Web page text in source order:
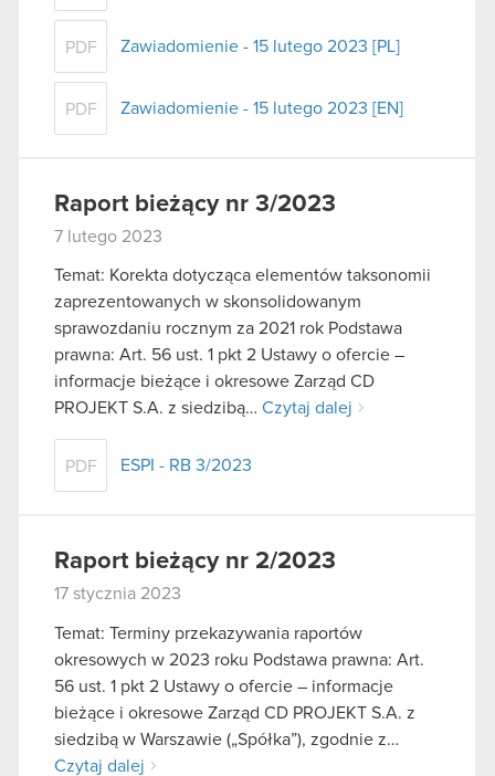
PDF Zawiadomienie - 15 lutego 2023 [PL]
PDF Zawiadomienie - 15 lutego 2023 [EN]
Raport bieżący nr 3/2023
7 lutego 2023
Temat: Korekta dotycząca elementów taksonomii
zaprezentowanych w skonsolidowanym
sprawozdaniu rocznym za 2021 rok Podstawa
prawna: Art. 56 ust. 1 pkt 2 Ustawy o ofercie –
informacje bieżące i okresowe Zarząd CD
PROJEKT S.A. z siedzibą… Czytaj dalej
PDF ESPI - RB 3/2023
Raport bieżący nr 2/2023
17 stycznia 2023
Temat: Terminy przekazywania raportów
okresowych w 2023 roku Podstawa prawna: Art.
56 ust. 1 pkt 2 Ustawy o ofercie – informacje
bieżące i okresowe Zarząd CD PROJEKT S.A. z
siedzibą w Warszawie („Spółka”), zgodnie z…
Czytaj dalej